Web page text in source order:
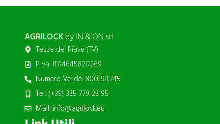
AGRILOCKby IN & ON srl
Tezze del Piave (TV)
P.Iva: IT04645820269
Numero Verde: 800.194.245
Tel: (+39) 335 779 23 95
Mail: info@agrilock.eu